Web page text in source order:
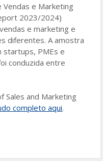
e Marketing
2023/2024)
e marketing e
diferentes. A amostra
startups, PMEs e
conduzida entre
Sales and Marketing
completo aqui.